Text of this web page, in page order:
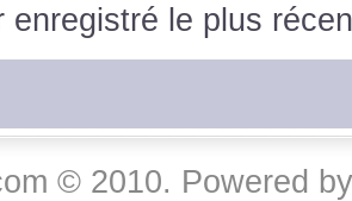
fait un arrêt cardiaque mais
enregistré le plus
© 2010. Powered